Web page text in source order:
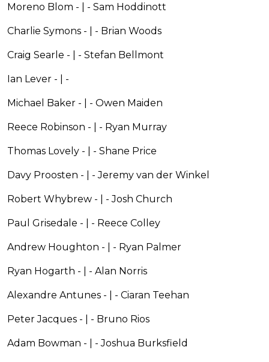
Moreno Blom - | - Sam Hoddinott
Charlie Symons - | - Brian Woods
Craig Searle - | - Stefan Bellmont
Ian Lever - | -
Michael Baker - | - Owen Maiden
Reece Robinson - | - Ryan Murray
Thomas Lovely - | - Shane Price
Davy Proosten - | - Jeremy van der Winkel
Robert Whybrew - | - Josh Church
Paul Grisedale - | - Reece Colley
Andrew Houghton - | - Ryan Palmer
Ryan Hogarth - | - Alan Norris
Alexandre Antunes - | - Ciaran Teehan
Peter Jacques - | - Bruno Rios
Adam Bowman - | - Joshua Burksfield